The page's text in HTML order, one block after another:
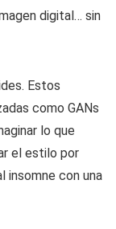
digital… sin
Estos
como GANs
lo que
el estilo por
insomne con una